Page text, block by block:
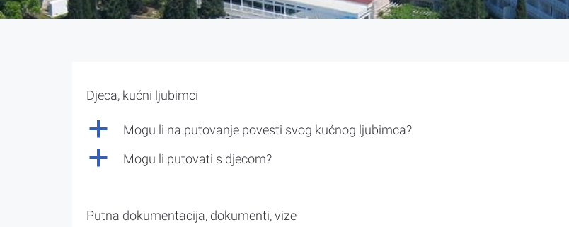
Djeca, kućni ljubimci
a Mogu li na putovanje povesti svog kućnog ljubimca?
a Mogu li putovati s djecom?
Putna dokumentacija, dokumenti, vize